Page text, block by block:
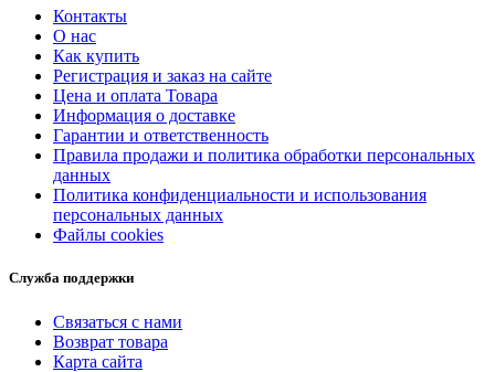
Контакты
О нас
Как купить
Регистрация и заказ на сайте
Цена и оплата Товара
Информация о доставке
Гарантии и ответственность
Правила продажи и политика обработки персональных
данных
Политика конфиденциальности и использования
персональных данных
Файлы cookies
Служба поддержки
Связаться с нами
Возврат товара
Карта сайта